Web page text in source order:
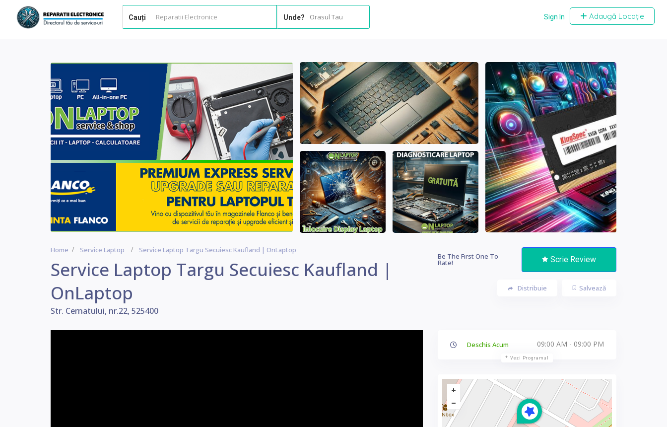
Cauți Unde? Orasul Tau Sign In Adaugă Locație
Home Service Laptop Service Laptop Targu Secuiesc Kaufland | OnLaptop
Service Laptop Targu Secuiesc Kaufland |
OnLaptop
Str. Cernatului, nr.22, 525400
Be The First One To
Rate! Scrie Review
Salvează
Distribuie
Deschis Acum 09:00 AM - 09:00 PM
Vezi Programul